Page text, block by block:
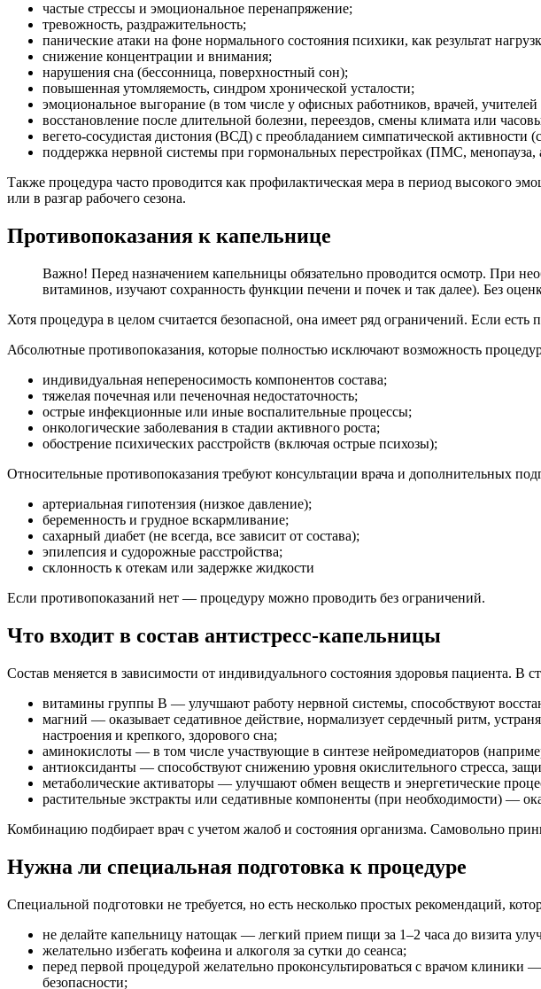
частые стрессы и эмоциональное перенапряжение;
тревожность, раздражительность;
панические атаки на фоне нормального состояния психики, как результат
снижение концентрации и внимания;
нарушения сна (бессонница, поверхностный сон);
повышенная утомляемость, синдром хронической усталости;
эмоциональное выгорание (в том числе у офисных работников, врачей, учителей
восстановление после длительной болезни, переездов, смены климата или
вегето-сосудистая дистония (ВСД) с преобладанием симпатической
поддержка нервной системы при гормональных перестройках (ПМС, менопауза,
Также процедура часто проводится как профилактическая мера в период высокого
или в разгар рабочего сезона.
Противопоказания к капельнице
Важно! Перед назначением капельницы обязательно проводится осмотр. При
витаминов, изучают сохранность функции печени и почек и так далее). Без
Хотя процедура в целом считается безопасной, она имеет ряд ограничений. Если есть
Абсолютные противопоказания, которые полностью исключают возможность
индивидуальная непереносимость компонентов состава;
тяжелая почечная или печеночная недостаточность;
острые инфекционные или иные воспалительные процессы;
онкологические заболевания в стадии активного роста;
обострение психических расстройств (включая острые психозы);
Относительные противопоказания требуют консультации врача и дополнительных
артериальная гипотензия (низкое давление);
беременность и грудное вскармливание;
сахарный диабет (не всегда, все зависит от состава);
эпилепсия и судорожные расстройства;
склонность к отекам или задержке жидкости
Если противопоказаний нет — процедуру можно проводить без ограничений.
Что входит в состав антистресс-капельницы
Состав меняется в зависимости от индивидуального состояния здоровья пациента.
витамины группы B — улучшают работу нервной системы, способствуют
магний — оказывает седативное действие, нормализует сердечный ритм,
настроения и крепкого, здорового сна;
аминокислоты — в том числе участвующие в синтезе нейромедиаторов
антиоксиданты — способствуют снижению уровня окислительного стресса,
метаболические активаторы — улучшают обмен веществ и энергетические
растительные экстракты или седативные компоненты (при необходимости) —
Комбинацию подбирает врач с учетом жалоб и состояния организма. Самовольно
Нужна ли специальная подготовка к процедуре
Специальной подготовки не требуется, но есть несколько простых рекомендаций,
не делайте капельницу натощак — легкий прием пищи за 1–2 часа до визита
желательно избегать кофеина и алкоголя за сутки до сеанса;
перед первой процедурой желательно проконсультироваться с врачом клиники
безопасности;